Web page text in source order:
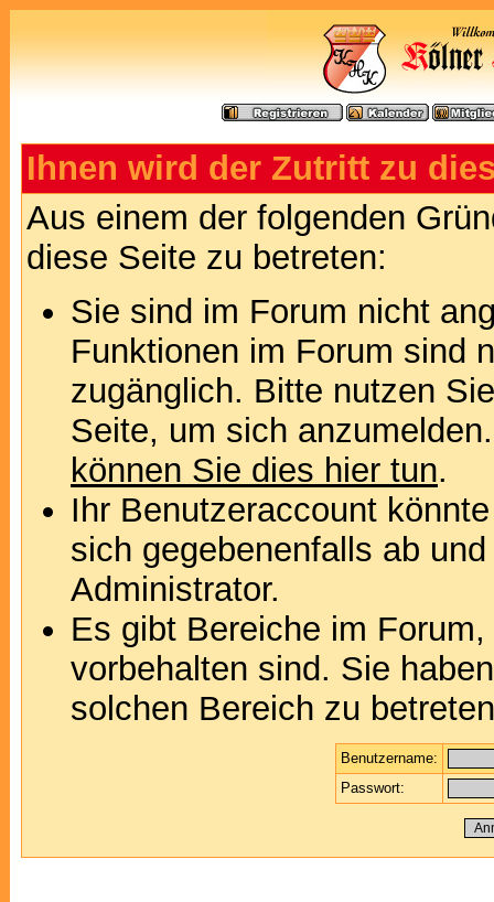
Ihnen wird der Zutritt zu
Aus einem der folgenden
diese Seite zu betreten:
Sie sind im Forum nicht
Funktionen im Forum sind
zugänglich. Bitte nutzen
Seite, um sich
können Sie dies hier tun.
Ihr Benutzeraccount
sich gegebenenfalls ab
Administrator.
Es gibt Bereiche im
vorbehalten sind. Sie
solchen Bereich zu
Benutzername:
Passwort: